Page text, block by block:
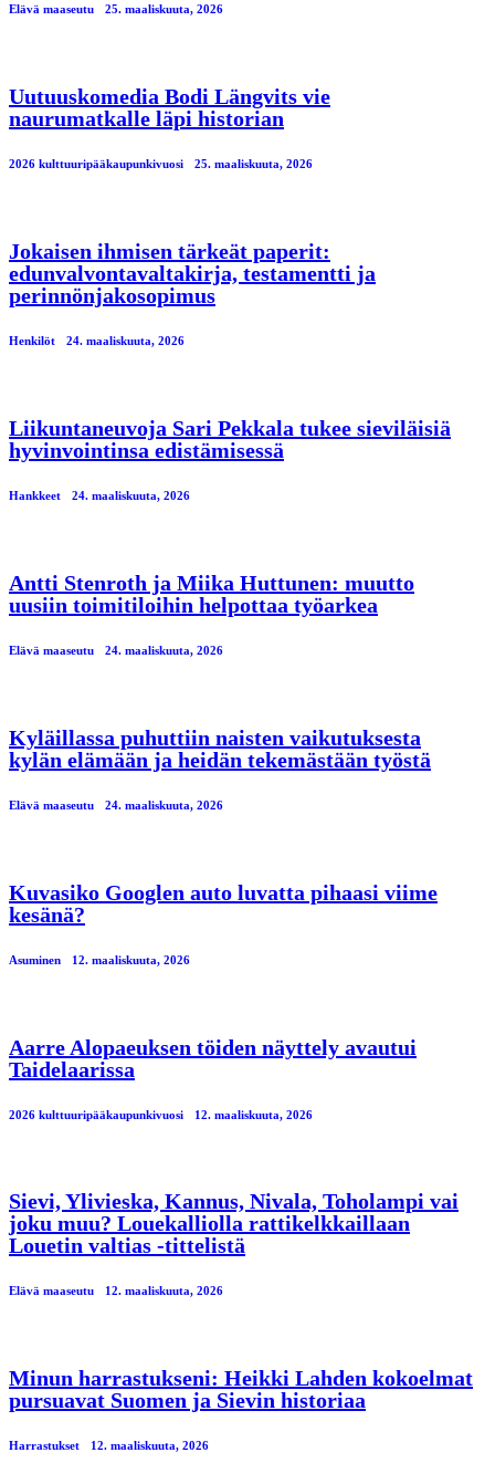
Elävä maaseutu 25. maaliskuuta, 2026
Uutuuskomedia Bodi Längvits vie
naurumatkalle läpi historian
2026 kulttuuripääkaupunkivuosi 25. maaliskuuta, 2026
Jokaisen ihmisen tärkeät paperit:
edunvalvontavaltakirja, testamentti ja
perinnönjakosopimus
Henkilöt 24. maaliskuuta, 2026
Liikuntaneuvoja Sari Pekkala tukee sieviläisiä
hyvinvointinsa edistämisessä
Hankkeet 24. maaliskuuta, 2026
Antti Stenroth ja Miika Huttunen: muutto
uusiin toimitiloihin helpottaa työarkea
Elävä maaseutu 24. maaliskuuta, 2026
Kyläillassa puhuttiin naisten vaikutuksesta
kylän elämään ja heidän tekemästään työstä
Elävä maaseutu 24. maaliskuuta, 2026
Kuvasiko Googlen auto luvatta pihaasi viime
kesänä?
Asuminen 12. maaliskuuta, 2026
Aarre Alopaeuksen töiden näyttely avautui
Taidelaarissa
2026 kulttuuripääkaupunkivuosi 12. maaliskuuta, 2026
Sievi, Ylivieska, Kannus, Nivala, Toholampi vai
joku muu? Louekalliolla rattikelkkaillaan
Louetin valtias -tittelistä
Elävä maaseutu 12. maaliskuuta, 2026
Minun harrastukseni: Heikki Lahden kokoelmat
pursuavat Suomen ja Sievin historiaa
Harrastukset 12. maaliskuuta, 2026